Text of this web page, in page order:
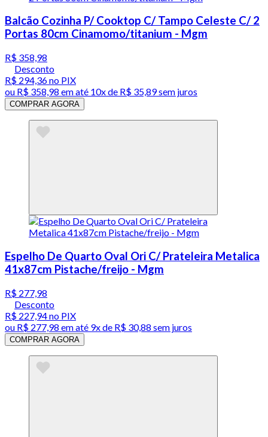
Balcão Cozinha P/ Cooktop C/ Tampo Celeste C/ 2
Portas 80cm Cinamomo/titanium - Mgm
R$ 358,98
Desconto
R$ 294,36no PIX
ou R$ 358,98 em até 10x de R$ 35,89 sem juros
COMPRAR AGORA
Espelho De Quarto Oval Ori C/ Prateleira Metalica
41x87cm Pistache/freijo - Mgm
R$ 277,98
Desconto
R$ 227,94no PIX
ou R$ 277,98 em até 9x de R$ 30,88 sem juros
COMPRAR AGORA